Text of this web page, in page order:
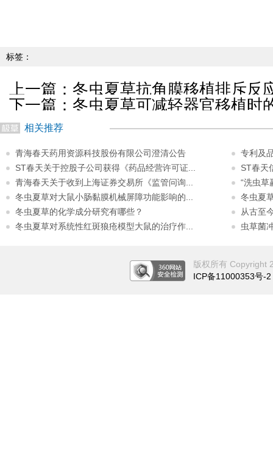
标签：
上一篇： 冬虫夏草抗角膜移植排斥反
下一篇： 冬虫夏草可减轻器官移植时
相关推荐
青海春天药用资源科技股份有限公司澄清公告
专利及
ST春天关于控股子公司获得《药品经营许可证...
ST春天
青海春天关于收到上海证券交易所《监管问询...
“洗虫草
冬虫夏草对大鼠小肠黏膜机械屏障功能影响的...
冬虫夏
冬虫夏草的化学成分研究有哪些？
从古至
冬虫夏草对系统性红斑狼疮模型大鼠的治疗作...
虫草菌
版权所有 Copyright
ICP备11000353号-2